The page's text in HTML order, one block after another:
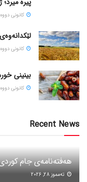
كانونی دووه‌م 16,
كانونی دووه‌م 20,
بینینی
كانونی دووه‌م 21,
Recent News
هەفتەنامەی جام کوردی
ته‌مموز 28, 2026